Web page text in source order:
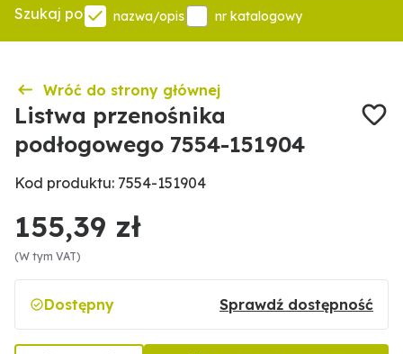
Szukaj po nazwa/opis nr katalogowy
Wróć do strony głównej
Listwa przenośnika
podłogowego 7554-151904
Kod produktu: 7554-151904
155,39 zł
(W tym VAT)
Dostępny Sprawdź dostępność